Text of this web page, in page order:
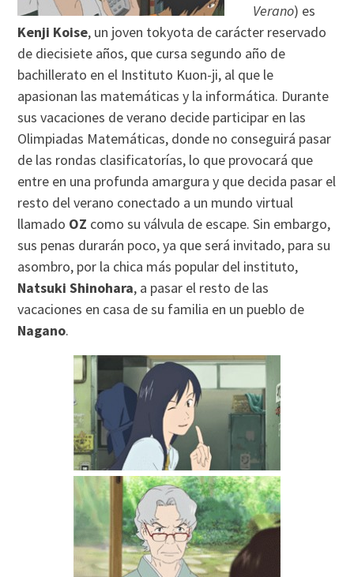
Verano) es
Kenji Koise, un joven tokyota de carácter reservado
de diecisiete años, que cursa segundo año de
bachillerato en el Instituto Kuon-ji, al que le
apasionan las matemáticas y la informática. Durante
sus vacaciones de verano decide participar en las
Olimpiadas Matemáticas, donde no conseguirá pasar
de las rondas clasificatorías, lo que provocará que
entre en una profunda amargura y que decida pasar el
resto del verano conectado a un mundo virtual
llamado OZ como su válvula de escape. Sin embargo,
sus penas durarán poco, ya que será invitado, para su
asombro, por la chica más popular del instituto,
Natsuki Shinohara, a pasar el resto de las
vacaciones en casa de su familia en un pueblo de
Nagano.